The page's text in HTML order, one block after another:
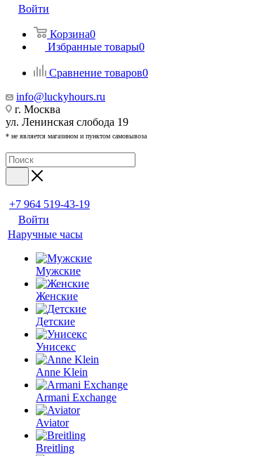
Войти
Корзина0
Избранные товары0
Сравнение товаров0
info@luckyhours.ru
г. Москва
ул. Ленинская слобода 19
* не является магазином и пунктом самовывоза
+7 964 519-43-19
Войти
Наручные часы
Мужские
Женские
Детские
Унисекс
Anne Klein
Armani Exchange
Aviator
Breitling